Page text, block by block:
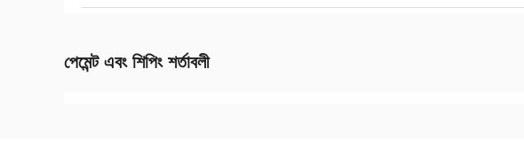
পেমেন্ট এবং শিপিং শর্তাবলী